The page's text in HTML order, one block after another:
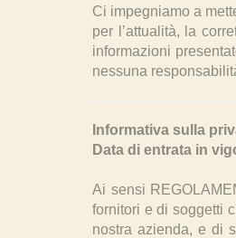
Ci impegniamo a
per l’attualità, la
informazioni
nessuna
Informativa sulla
Data di entrata in
Ai sensi
fornitori e di soggetti
nostra azienda, e di